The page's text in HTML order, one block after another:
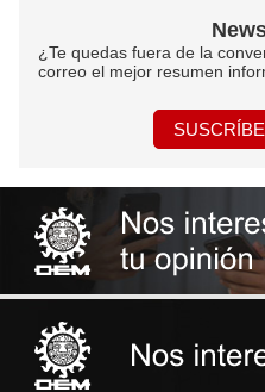
¿Te quedas fuera de la
correo el mejor resumen